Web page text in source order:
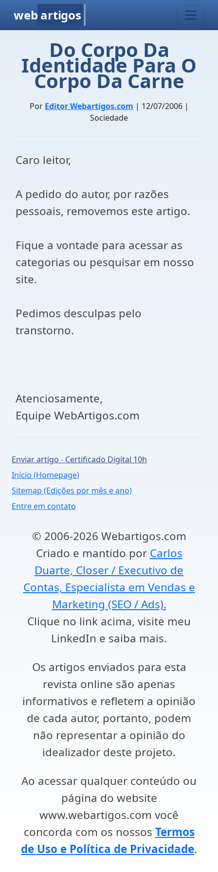
web artigos
Do Corpo Da
Identidade Para O
Corpo Da Carne
Por Editor Webartigos.com | 12/07/2006 |
Sociedade
Caro leitor,
A pedido do autor, por razões
pessoais, removemos este artigo.
Fique a vontade para acessar as
categorias ou pesquisar em nosso
site.
Pedimos desculpas pelo
transtorno.
Atenciosamente,
Equipe WebArtigos.com
Enviar artigo - Certificado Digital 10h
Início (Homepage)
Sitemap (Edições por mês e ano)
Entre em contato
© 2006-2026 Webartigos.com
Criado e mantido por Carlos
Duarte, Closer / Executivo de
Contas, Especialista em Vendas e
Marketing (SEO / Ads).
Clique no link acima, visite meu
LinkedIn e saiba mais.
Os artigos enviados para esta
revista online são apenas
informativos e refletem a opinião
de cada autor, portanto, podem
não representar a opinião do
idealizador deste projeto.
Ao acessar qualquer conteúdo ou
página do website
www.webartigos.com você
concorda com os nossos Termos
de Uso e Política de Privacidade.